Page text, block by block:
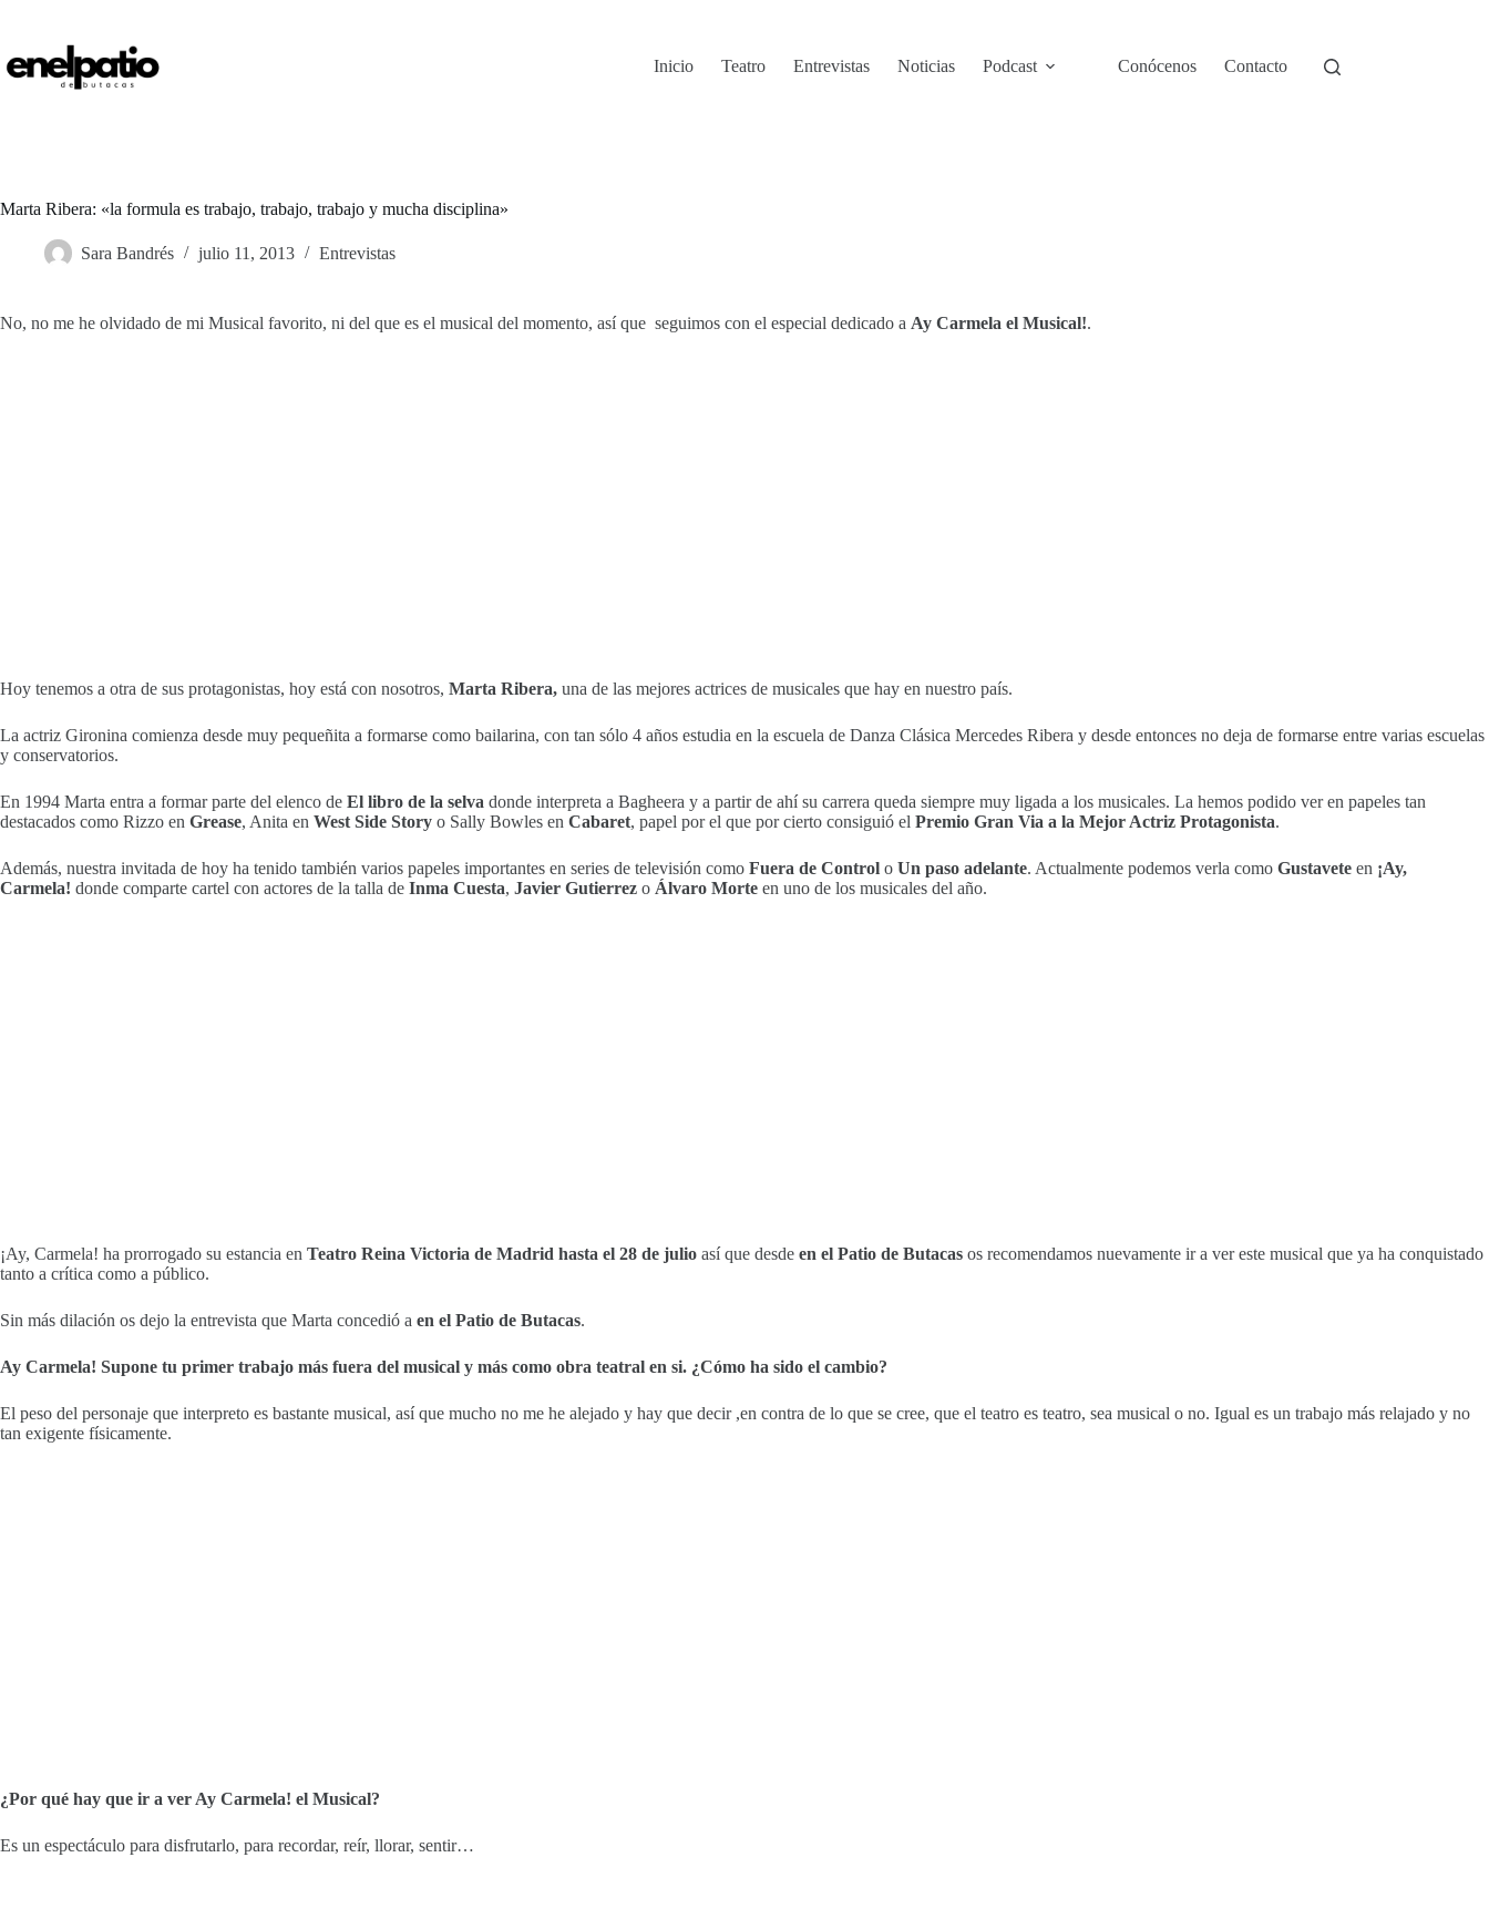
contenido
Inicio
Teatro Entrevistas Noticias Podcast Conócenos Contacto
Marta Ribera: «la formula es trabajo, trabajo, trabajo y mucha disciplina»
Sara Bandrés julio 11, 2013 Entrevistas
No, no me he olvidado de mi Musical favorito, ni del que es el musical del momento, así que seguimos con el especial dedicado a Ay Carmela el Musical!.
Hoy tenemos a otra de sus protagonistas, hoy está con nosotros, Marta Ribera, una de las mejores actrices de musicales que hay en nuestro país.
La actriz Gironina comienza desde muy pequeñita a formarse como bailarina, con tan sólo 4 años estudia en la escuela de Danza Clásica Mercedes Ribera y desde entonces no deja de formarse entre varias escuelas
y conservatorios.
En 1994 Marta entra a formar parte del elenco de El libro de la selva donde interpreta a Bagheera y a partir de ahí su carrera queda siempre muy ligada a los musicales. La hemos podido ver en papeles tan
destacados como Rizzo en Grease, Anita en West Side Story o Sally Bowles en Cabaret, papel por el que por cierto consiguió el Premio Gran Via a la Mejor Actriz Protagonista.
Además, nuestra invitada de hoy ha tenido también varios papeles importantes en series de televisión como Fuera de Control o Un paso adelante. Actualmente podemos verla como Gustavete en ¡Ay,
Carmela! donde comparte cartel con actores de la talla de Inma Cuesta, Javier Gutierrez o Álvaro Morte en uno de los musicales del año.
¡Ay, Carmela! ha prorrogado su estancia en Teatro Reina Victoria de Madrid hasta el 28 de julio así que desde en el Patio de Butacas os recomendamos nuevamente ir a ver este musical que ya ha conquistado
tanto a crítica como a público.
Sin más dilación os dejo la entrevista que Marta concedió a en el Patio de Butacas.
Ay Carmela! Supone tu primer trabajo más fuera del musical y más como obra teatral en si. ¿Cómo ha sido el cambio?
El peso del personaje que interpreto es bastante musical, así que mucho no me he alejado y hay que decir ,en contra de lo que se cree, que el teatro es teatro, sea musical o no. Igual es un trabajo más relajado y no
tan exigente físicamente.
¿Por qué hay que ir a ver Ay Carmela! el Musical?
Es un espectáculo para disfrutarlo, para recordar, reír, llorar, sentir…